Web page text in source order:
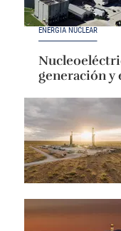
ENERGÍA NUCLEAR
generación y